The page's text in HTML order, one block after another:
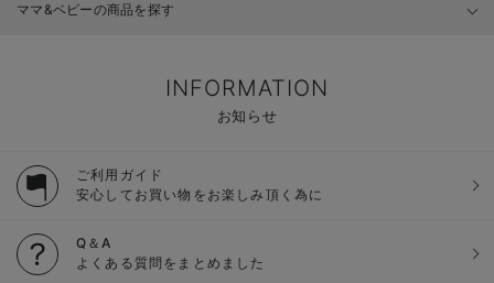
ママ&ベビーの商品を探す
INFORMATION
お知らせ
ご利用ガイド
安心してお買い物をお楽しみ頂く為に
Q＆A
よくある質問をまとめました